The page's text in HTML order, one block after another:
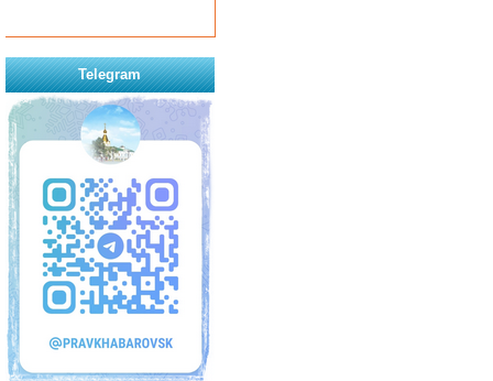
Telegram